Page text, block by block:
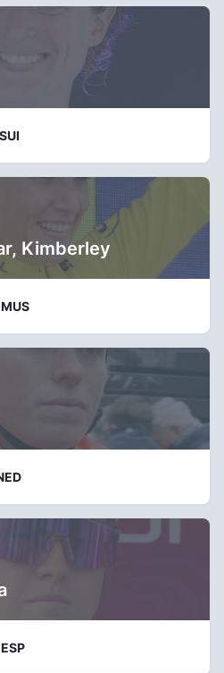
SUI
Kimberley
MUS
ESP